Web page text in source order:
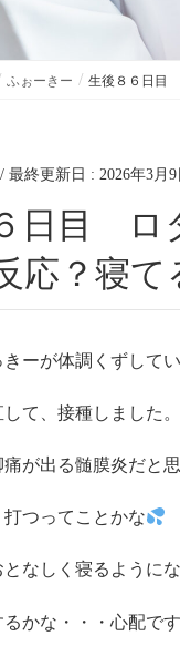
ふぉーきー 生後８６日目
/ 最終更新日 : 2026年3月9
応？寝て
ーが体調くずして
て、接種しました。
が出る髄膜炎だと
つってことかな
なしく寝るようにな
かな・・・心配です